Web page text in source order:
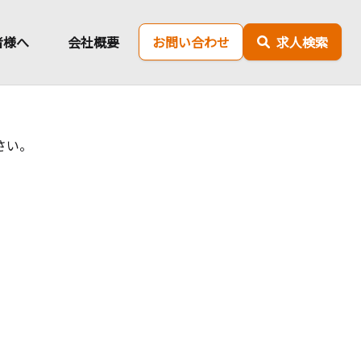
。
へ 会社概要 お問い合わせ 求人検索